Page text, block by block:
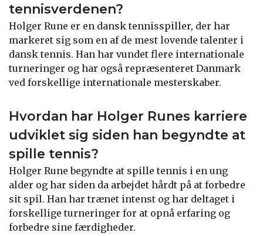
tennisverdenen?
Holger Rune er en dansk tennisspiller, der har
markeret sig som en af de mest lovende talenter i
dansk tennis. Han har vundet flere internationale
turneringer og har også repræsenteret Danmark
ved forskellige internationale mesterskaber.
Hvordan har Holger Runes karriere
udviklet sig siden han begyndte at
spille tennis?
Holger Rune begyndte at spille tennis i en ung
alder og har siden da arbejdet hårdt på at forbedre
sit spil. Han har trænet intenst og har deltaget i
forskellige turneringer for at opnå erfaring og
forbedre sine færdigheder.